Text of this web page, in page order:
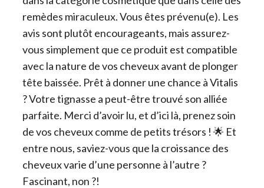
remèdes miraculeux. Vous êtes prévenu(e). Les
avis sont plutôt encourageants, mais assurez-
vous simplement que ce produit est compatible
avec la nature de vos cheveux avant de plonger
tête baissée. Prêt à donner une chance à Vitalis
? Votre tignasse a peut-être trouvé son alliée
parfaite. Merci d’avoir lu, et d’ici là, prenez soin
de vos cheveux comme de petits trésors ! 🌟 Et
entre nous, saviez-vous que la croissance des
cheveux varie d’une personne à l’autre ?
Fascinant, non ?!